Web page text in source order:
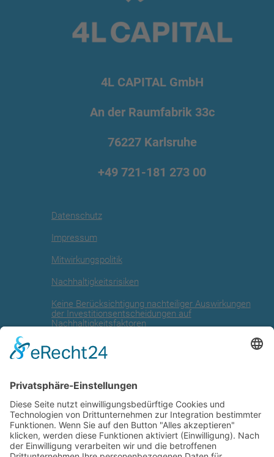
4L CAPITAL GmbH
An der Raumfabrik 33c
76227 Karlsruhe
+49 721-181 273 00
Datenschutz
Impressum
Mitwirkungspolitik
Nachhaltigkeitsrisiken
Keine Berücksichtigung nachteiliger Auswirkungen
der Investitionsentscheidungen auf
Nachhaltigkeitsfaktoren
Angaben zur EU Taxonomie